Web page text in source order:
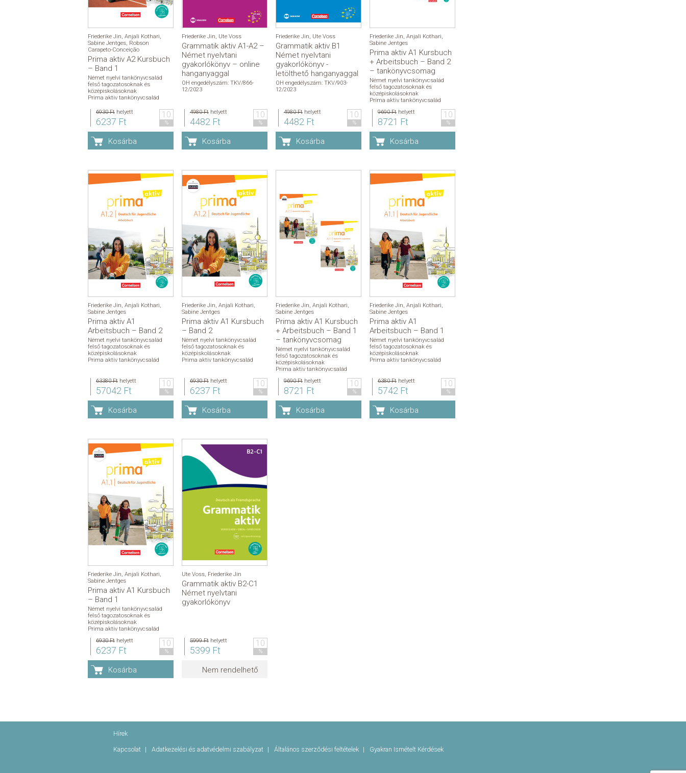
Friederike Jin, Anjali Kothari,
Sabine Jentges, Robson
Carapeto-Conceição
Prima aktiv A2 Kursbuch
– Band 1
Német nyelvi tankönyvcsalád
felső tagozatosoknak és
középiskolásoknak
Prima aktiv tankönyvcsalád
6930 Ft helyett
6237 Ft
10
%
Kosárba
Friederike Jin, Ute Voss
Grammatik aktiv A1-A2 –
Német nyelvtani
gyakorlókönyv – online
hanganyaggal
OH engedélyszám: TKV/866-
12/2023
4980 Ft helyett
4482 Ft
10
%
Kosárba
Friederike Jin, Ute Voss
Grammatik aktiv B1
Német nyelvtani
gyakorlókönyv -
letölthető hanganyaggal
OH engedélyszám: TKV/903-
12/2023
4980 Ft helyett
4482 Ft
10
%
Kosárba
Friederike Jin, Anjali Kothari,
Sabine Jentges
Prima aktiv A1 Kursbuch
+ Arbeitsbuch – Band 2
– tankönyvcsomag
Német nyelvi tankönyvcsalád
felső tagozatosoknak és
középiskolásoknak
Prima aktiv tankönyvcsalád
9690 Ft helyett
8721 Ft
10
%
Kosárba
Friederike Jin, Anjali Kothari,
Sabine Jentges
Prima aktiv A1
Arbeitsbuch – Band 2
Német nyelvi tankönyvcsalád
felső tagozatosoknak és
középiskolásoknak
Prima aktiv tankönyvcsalád
63380 Ft helyett
57042 Ft
10
%
Kosárba
Friederike Jin, Anjali Kothari,
Sabine Jentges
Prima aktiv A1 Kursbuch
– Band 2
Német nyelvi tankönyvcsalád
felső tagozatosoknak és
középiskolásoknak
Prima aktiv tankönyvcsalád
6930 Ft helyett
6237 Ft
10
%
Kosárba
Friederike Jin, Anjali Kothari,
Sabine Jentges
Prima aktiv A1 Kursbuch
+ Arbeitsbuch – Band 1
– tankönyvcsomag
Német nyelvi tankönyvcsalád
felső tagozatosoknak és
középiskolásoknak
Prima aktiv tankönyvcsalád
9690 Ft helyett
8721 Ft
10
%
Kosárba
Friederike Jin, Anjali Kothari,
Sabine Jentges
Prima aktiv A1
Arbeitsbuch – Band 1
Német nyelvi tankönyvcsalád
felső tagozatosoknak és
középiskolásoknak
Prima aktiv tankönyvcsalád
6380 Ft helyett
5742 Ft
10
%
Kosárba
Friederike Jin, Anjali Kothari,
Sabine Jentges
Prima aktiv A1 Kursbuch
– Band 1
Német nyelvi tankönyvcsalád
felső tagozatosoknak és
középiskolásoknak
Prima aktiv tankönyvcsalád
6930 Ft helyett
6237 Ft
10
%
Kosárba
Ute Voss, Friederike Jin
Grammatik aktiv B2-C1
Német nyelvtani
gyakorlókönyv
5999 Ft helyett
5399 Ft
10
%
Nem rendelhető
Hírek
Kapcsolat Adatkezelési és adatvédelmi szabályzat Általános szerződési feltételek Gyakran Ismételt Kérdések